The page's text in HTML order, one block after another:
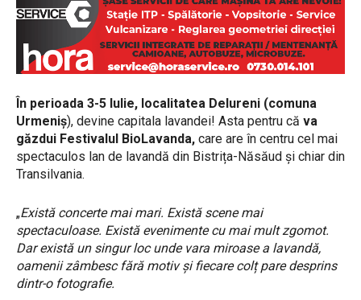
În perioada 3-5 Iulie, localitatea Delureni (comuna
Urmeniș), devine capitala lavandei! Asta pentru că va
găzdui Festivalul BioLavanda, care are în centru cel mai
spectaculos lan de lavandă din Bistrița-Năsăud și chiar din
Transilvania.
„Există concerte mai mari. Există scene mai
spectaculoase. Există evenimente cu mai mult zgomot.
Dar există un singur loc unde vara miroase a lavandă,
oamenii zâmbesc fără motiv și fiecare colț pare desprins
dintr-o fotografie.